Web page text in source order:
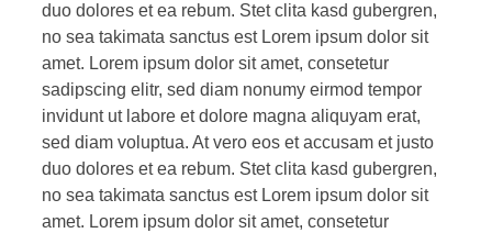
duo dolores et ea rebum. Stet clita kasd gubergren,
no sea takimata sanctus est Lorem ipsum dolor sit
amet. Lorem ipsum dolor sit amet, consetetur
sadipscing elitr, sed diam nonumy eirmod tempor
invidunt ut labore et dolore magna aliquyam erat,
sed diam voluptua. At vero eos et accusam et justo
duo dolores et ea rebum. Stet clita kasd gubergren,
no sea takimata sanctus est Lorem ipsum dolor sit
amet. Lorem ipsum dolor sit amet, consetetur